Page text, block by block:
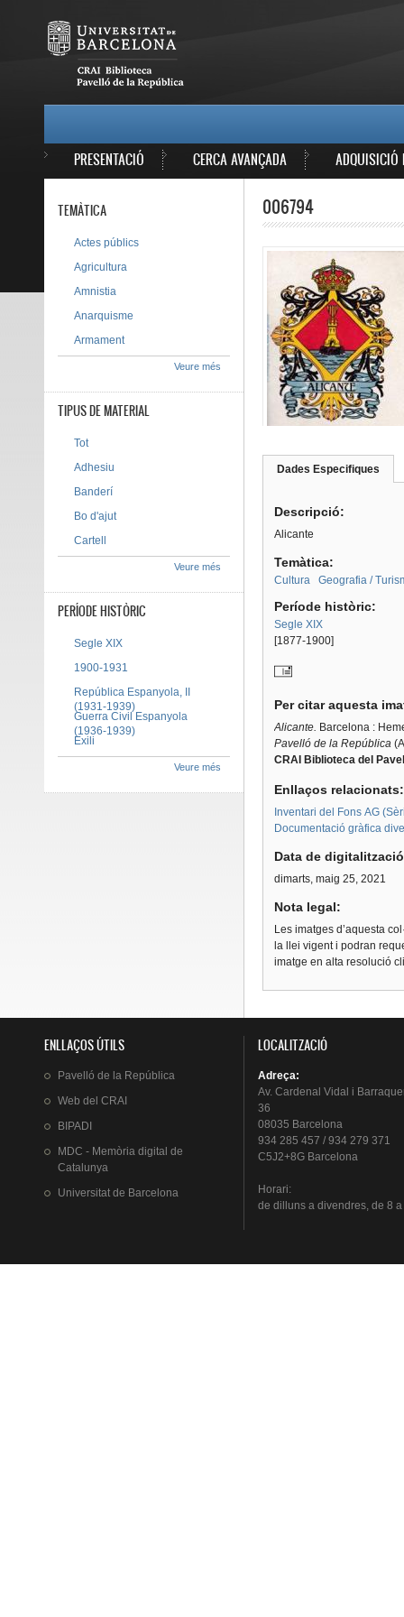
PRESENTACIÓ CERCA AVANÇADA ADQUISICIÓ
006794
Dades Especifiques
Descripció:
Alicante
Temàtica:
Cultura Geografia /
Període històric:
Segle XIX
[1877-1900]
Per citar aquesta
Alicante. Barcelona :
Pavelló de la República
CRAI Biblioteca del
Enllaços
Inventari del Fons AG
Documentació gràfica
Data de
dimarts, maig 25, 2021
Nota legal:
Les imatges d’aquesta
la llei vigent i podran
imatge en alta resolució
TEMÀTICA
Actes públics
Agricultura
Amnistia
Anarquisme
Armament
Veure més
TIPUS DE MATERIAL
Tot
Adhesiu
Banderí
Bo d'ajut
Cartell
Veure més
PERÍODE HISTÒRIC
Segle XIX
1900-1931
República Espanyola, II
(1931-1939)
Guerra Civil Espanyola
(1936-1939)
Exili
Veure més
ENLLAÇOS ÚTILS
Pavelló de la República
Web del CRAI
BIPADI
MDC - Memòria digital de
Catalunya
Universitat de Barcelona
LOCALITZACIÓ
Adreça:
Av. Cardenal Vidal i
36
08035 Barcelona
934 285 457 / 934 279 371
C5J2+8G Barcelona
Horari:
de dillunsa divendres, de 8